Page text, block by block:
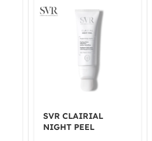
SVR CLAIRIAL
NIGHT PEEL